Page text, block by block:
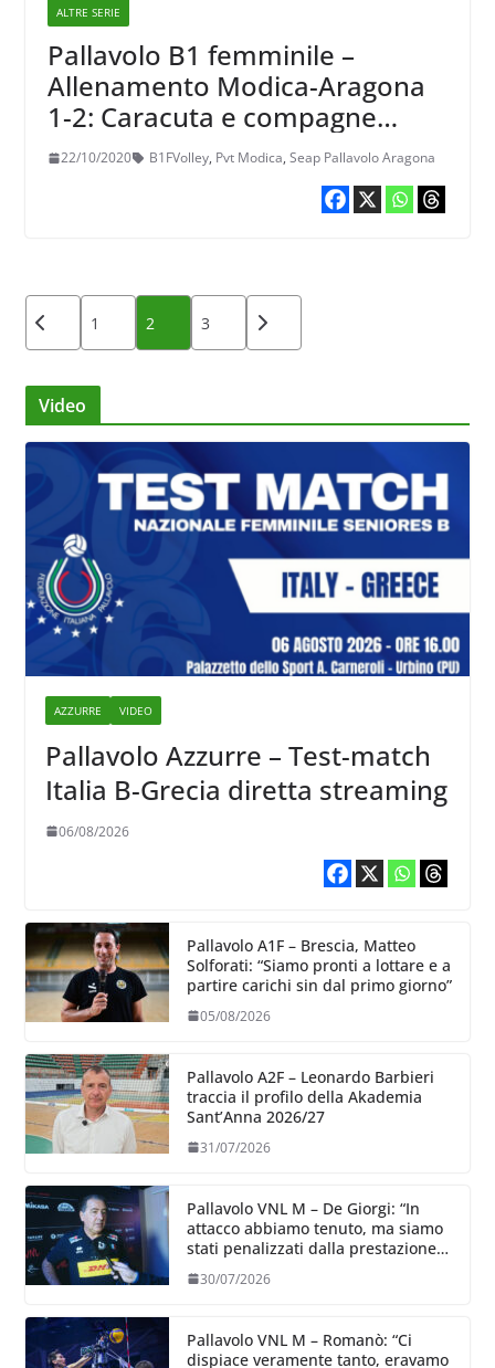
ALTRE SERIE
Pallavolo B1 femminile –
Allenamento Modica-Aragona
1-2: Caracuta e compagne
vincono ancora
22/10/2020 B1FVolley, Pvt Modica, Seap Pallavolo Aragona
Paginazione
degli
articoli
1 2 3
Video
AZZURRE VIDEO
Pallavolo Azzurre – Test-match
Italia B-Grecia diretta streaming
06/08/2026
Pallavolo A1F – Brescia, Matteo
Solforati: “Siamo pronti a lottare e a
partire carichi sin dal primo giorno”
05/08/2026
Pallavolo A2F – Leonardo Barbieri
traccia il profilo della Akademia
Sant’Anna 2026/27
31/07/2026
Pallavolo VNL M – De Giorgi: “In
attacco abbiamo tenuto, ma siamo
stati penalizzati dalla prestazione
in ricezione, è la prima volta”
30/07/2026
Pallavolo VNL M – Romanò: “Ci
dispiace veramente tanto, eravamo